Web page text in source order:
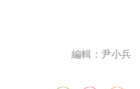
編輯：尹小兵